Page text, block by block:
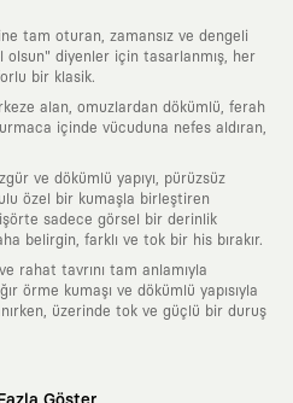
tam oturan, zamansız ve dengeli
diyenler için tasarlanmış, her
bir klasik.
alan, omuzlardan dökümlü, ferah
içinde vücuduna nefes aldıran,
ve dökümlü yapıyı, pürüzsüz
özel bir kumaşla birleştiren
sadece görsel bir derinlik
belirgin, farklı ve tok bir his bırakır.
rahat tavrını tam anlamıyla
örme kumaşı ve dökümlü yapısıyla
üzerinde tok ve güçlü bir duruş